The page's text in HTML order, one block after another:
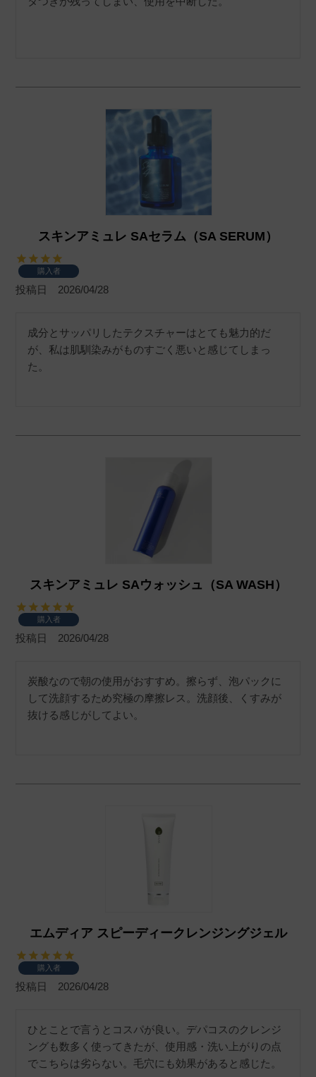
スキンアミュレ SAセラム（SA SERUM）
購入者
投稿日 2026/04/28
成分とサッパリしたテクスチャーはとても魅力的だ
が、私は肌馴染みがものすごく悪いと感じてしまっ
た。
スキンアミュレ SAウォッシュ（SA WASH）
購入者
投稿日 2026/04/28
炭酸なので朝の使用がおすすめ。擦らず、泡パックに
して洗顔するため究極の摩擦レス。洗顔後、くすみが
抜ける感じがしてよい。
エムディア スピーディークレンジングジェル
購入者
投稿日 2026/04/28
ひとことで言うとコスパが良い。デパコスのクレンジ
ングも数多く使ってきたが、使用感・洗い上がりの点
でこちらは劣らない。毛穴にも効果があると感じた。